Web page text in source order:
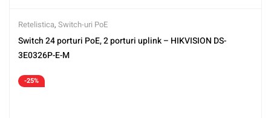
Retelistica, Switch-uri PoE
Switch 24 porturi PoE, 2 porturi uplink – HIKVISION DS-
3E0326P-E-M
-25%